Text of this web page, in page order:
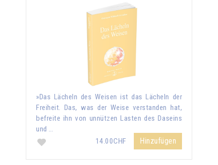
»Das Lächeln des Weisen ist das Lächeln der
Freiheit. Das, was der Weise verstanden hat,
befreite ihn von unnützen Lasten des Daseins
und …
14.00CHF
Hinzufügen